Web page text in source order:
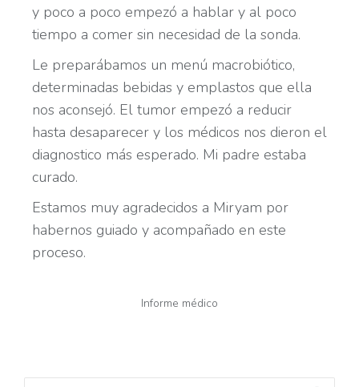
y poco a poco empezó a hablar y al poco
tiempo a comer sin necesidad de la sonda.
Le preparábamos un menú macrobiótico,
determinadas bebidas y emplastos que ella
nos aconsejó. El tumor empezó a reducir
hasta desaparecer y los médicos nos dieron el
diagnostico más esperado. Mi padre estaba
curado.
Estamos muy agradecidos a Miryam por
habernos guiado y acompañado en este
proceso.
Informe médico